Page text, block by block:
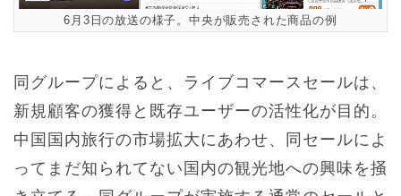
6月3日の放送の様子。中央が販売された商品の例
同グループによると、ライブコマースセールは、
新規顧客の獲得と既存ユーザーの活性化が目的。
中国国内旅行の市場拡大にあわせ、同セールによ
ってまだ知られてない国内の観光地への興味を掻